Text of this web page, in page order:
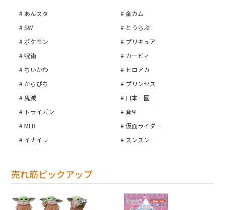
あんスタ
金カム
SW
とうらぶ
ポケモン
プリキュア
呪術
カービィ
ちいかわ
ヒロアカ
からぴち
プリンセス
鬼滅
日本三國
トライガン
斉Ψ
MLB
仮面ライダー
イナイレ
スンスン
売れ筋ピックアップ